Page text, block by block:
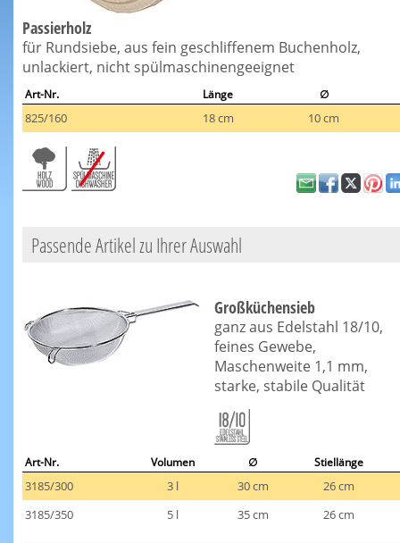
Passierholz
für Rundsiebe, aus fein geschliffenem Buchenholz,
unlackiert, nicht spülmaschinengeeignet
Art-Nr. Länge ∅
825/160 18 cm 10 cm
Passende Artikel zu Ihrer Auswahl
Großküchensieb
ganz aus Edelstahl 18/10,
feines Gewebe,
Maschenweite 1,1 mm,
starke, stabile Qualität
Art-Nr. Volumen ∅ Stiellänge
3185/300 3 l 30 cm
26 cm
3185/350
5 l 35 cm 26 cm